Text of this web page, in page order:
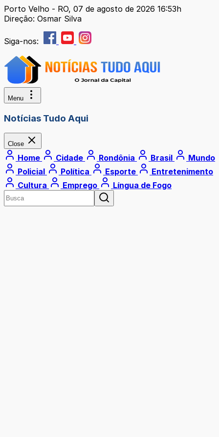
Porto Velho - RO, 07 de agosto de 2026 16:53h
Direção: Osmar Silva
Siga-nos:
Menu
Notícias Tudo Aqui
Close
Home Cidade Rondônia Brasil
Mundo
Policial
Política Esporte
Entretenimento
Cultura
Emprego Língua de Fogo